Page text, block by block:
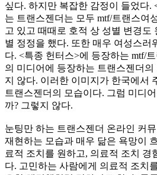
싶다. 하지만 복잡한 감정이 들었다.
는 트랜스젠더는 모두 mtf/트랜스여
고 있고 때때로 호적 상 성별 변경도
별 정정을 했다. 또한 매우 여성스러
다. <특종 헌터스>에 등장하는 mtf/
의 미디어에 등장하는 트랜스젠더
지 않다. 이러한 이미지가 한국에서
트랜스젠더의 모습이다. 그럼 미디
까? 그렇지 않다.
눈팅만 하는 트랜스젠더 온라인 커
재현하는 모습과 매우 닮은 욕망이
료적 조치를 원하고, 의료적 조치 경
다. 고민하는 사람에게 의료적 조치